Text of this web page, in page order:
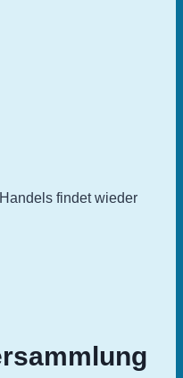
findet wieder